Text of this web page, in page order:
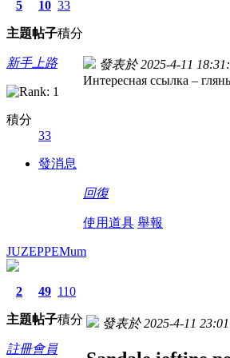
5
主題
10
帖子
33
積分
新手上路
積分
33
發消息
發表於 2025-4-11
Интересная ссылка –
回復
使用道具 舉報
JUZEPPEMum
2
主題
49
帖子
110
積分
註冊會員
發表於 2025-4-11